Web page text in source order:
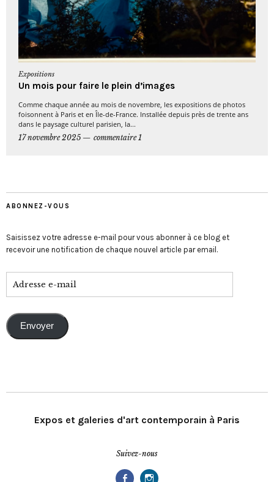
Expositions
Un mois pour faire le plein d’images
Comme chaque année au mois de novembre, les expositions de photos
foisonnent à Paris et en Île-de-France. Installée depuis près de trente ans
dans le paysage culturel parisien, la...
17 novembre 2025
commentaire 1
ABONNEZ-VOUS
Saisissez votre adresse e-mail pour vous abonner à ce blog et
recevoir une notification de chaque nouvel article par email.
Envoyer
Expos et galeries d'art contemporain à Paris
Suivez-nous